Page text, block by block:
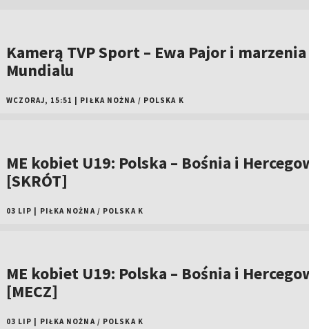
Kamerą TVP Sport – Ewa Pajor i
Mundialu
WCZORAJ, 15:51 PIŁKA NOŻNA / POLSKA K
ME kobiet U19: Polska – Bośnia i
[SKRÓT]
03 LIP PIŁKA NOŻNA / POLSKA K
ME kobiet U19: Polska – Bośnia i
[MECZ]
03 LIP PIŁKA NOŻNA / POLSKA K